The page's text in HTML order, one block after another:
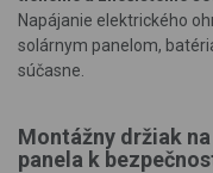
Napájanie elektrického
solárnym panelom,
súčasne.
Montážny držiak
panela k